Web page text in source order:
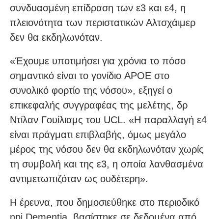
συνδυασμένη επίδραση των ε3 και ε4, η
πλειονότητα των περιστατικών Αλτσχάιμερ
δεν θα εκδηλωνόταν.
«Έχουμε υποτιμήσει για χρόνια το πόσο
σημαντικό είναι το γονίδιο APOE στο
συνολικό φορτίο της νόσου», εξηγεί ο
επικεφαλής συγγραφέας της μελέτης, δρ
Ντίλαν Γουίλιαμς του UCL. «Η παραλλαγή ε4
είναι πράγματι επιβλαβής, όμως μεγάλο
μέρος της νόσου δεν θα εκδηλωνόταν χωρίς
τη συμβολή και της ε3, η οποία λανθασμένα
αντιμετωπιζόταν ως ουδέτερη».
Η έρευνα, που δημοσιεύθηκε στο περιοδικό